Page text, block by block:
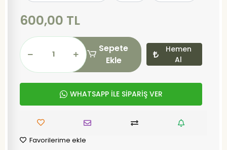
600,00 TL
Sepete
Ekle
Hemen
Al
WHATSAPP İLE SİPARİŞ VER
Favorilerime ekle